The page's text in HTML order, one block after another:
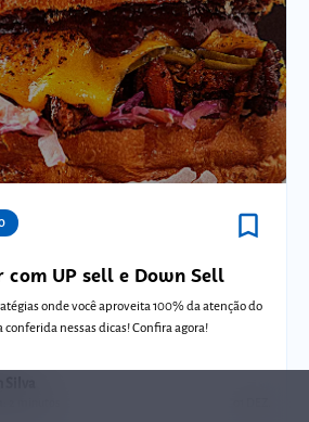
bookmark_border
UP sell e Down Sell
onde você aproveita 100% da atenção do
conferida nessas dicas! Confira agora!